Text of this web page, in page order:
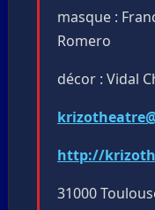
masque :
Romero
décor : Vidal
http://
31000